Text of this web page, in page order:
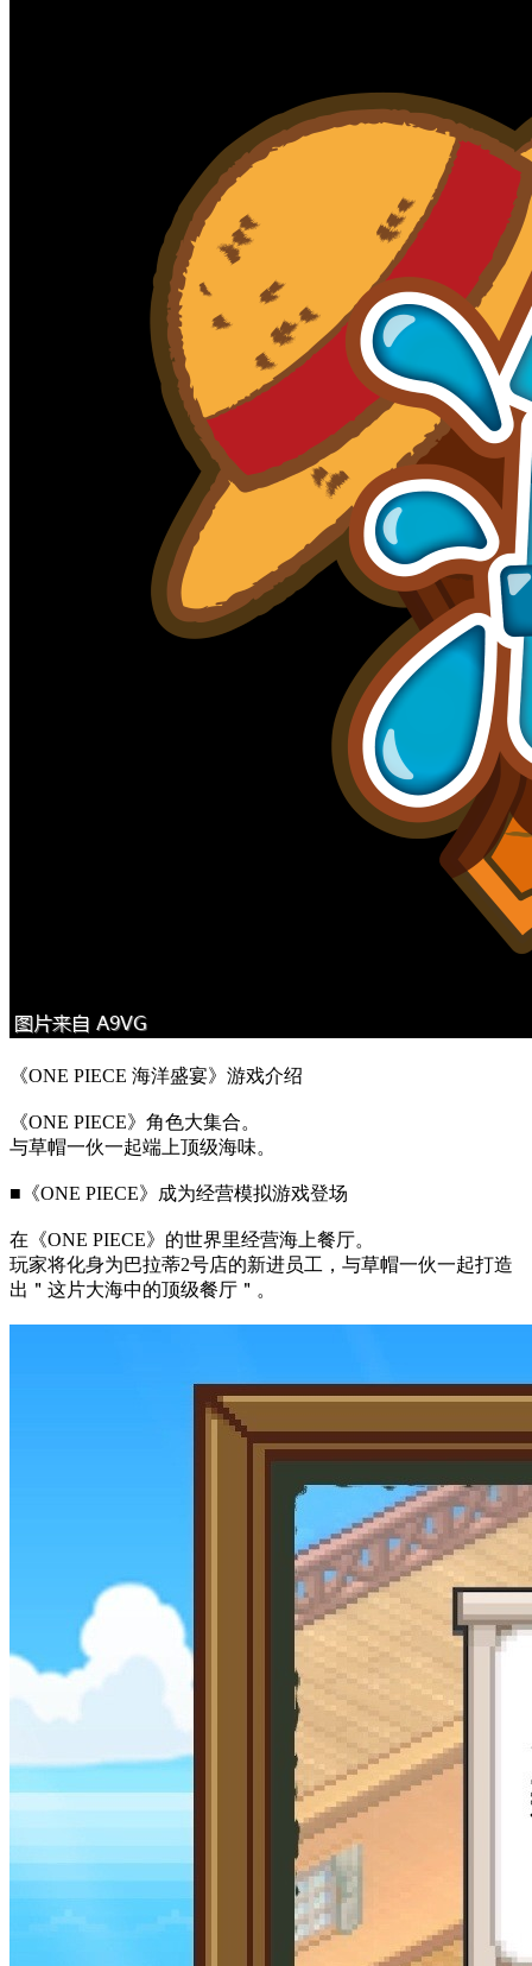
《ONE PIECE 海洋盛宴》游戏介绍
《ONE PIECE》角色大集合。
与草帽一伙一起端上顶级海味。
■《ONE PIECE》成为经营模拟游戏登场
在《ONE PIECE》的世界里经营海上餐厅。
玩家将化身为巴拉蒂2号店的新进员工，与草帽一伙一起打造
出＂这片大海中的顶级餐厅＂。